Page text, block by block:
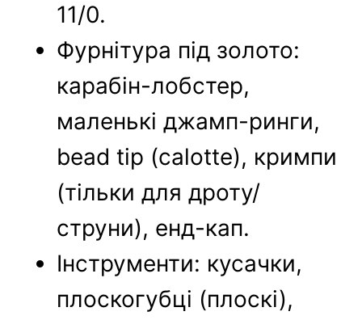
11/0.
Фурнітура під золото:
карабін-лобстер,
маленькі джамп-ринги,
bead tip (calotte), кримпи
(тільки для дроту/
струни), енд-кап.
Інструменти: кусачки,
плоскогубці (плоскі),